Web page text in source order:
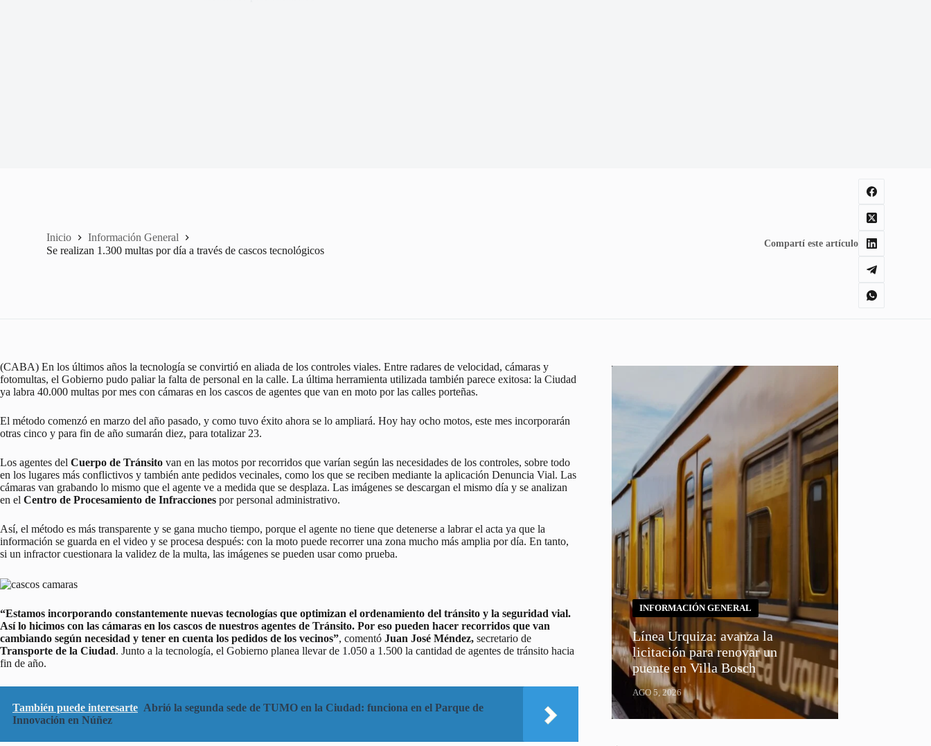
Inicio
Información General
Se realizan 1.300 multas por día a través de cascos tecnológicos
Compartí este artículo
(CABA) En los últimos años la tecnología se convirtió en aliada de los controles viales. Entre radares de velocidad, cámaras y
fotomultas, el Gobierno pudo paliar la falta de personal en la calle. La última herramienta utilizada también parece exitosa: la Ciudad
ya labra 40.000 multas por mes con cámaras en los cascos de agentes que van en moto por las calles porteñas.
El método comenzó en marzo del año pasado, y como tuvo éxito ahora se lo ampliará. Hoy hay ocho motos, este mes incorporarán
otras cinco y para fin de año sumarán diez, para totalizar 23.
Los agentes del Cuerpo de Tránsito van en las motos por recorridos que varían según las necesidades de los controles, sobre todo
en los lugares más conflictivos y también ante pedidos vecinales, como los que se reciben mediante la aplicación Denuncia Vial. Las
cámaras van grabando lo mismo que el agente ve a medida que se desplaza. Las imágenes se descargan el mismo día y se analizan
en el Centro de Procesamiento de Infracciones por personal administrativo.
Así, el método es más transparente y se gana mucho tiempo, porque el agente no tiene que detenerse a labrar el acta ya que la
información se guarda en el video y se procesa después: con la moto puede recorrer una zona mucho más amplia por día. En tanto,
si un infractor cuestionara la validez de la multa, las imágenes se pueden usar como prueba.
“Estamos incorporando constantemente nuevas tecnologías que optimizan el ordenamiento del tránsito y la seguridad vial.
Así lo hicimos con las cámaras en los cascos de nuestros agentes de Tránsito. Por eso pueden hacer recorridos que van
cambiando según necesidad y tener en cuenta los pedidos de los vecinos”, comentó Juan José Méndez, secretario de
Transporte de la Ciudad. Junto a la tecnología, el Gobierno planea llevar de 1.050 a 1.500 la cantidad de agentes de tránsito hacia
fin de año.
También puede interesarte Abrió la segunda sede de TUMO en la Ciudad: funciona en el Parque de
Innovación en Núñez
INFORMACIÓN GENERAL
Línea Urquiza: avanza la
licitación para renovar un
puente en Villa Bosch
AGO 5, 2026